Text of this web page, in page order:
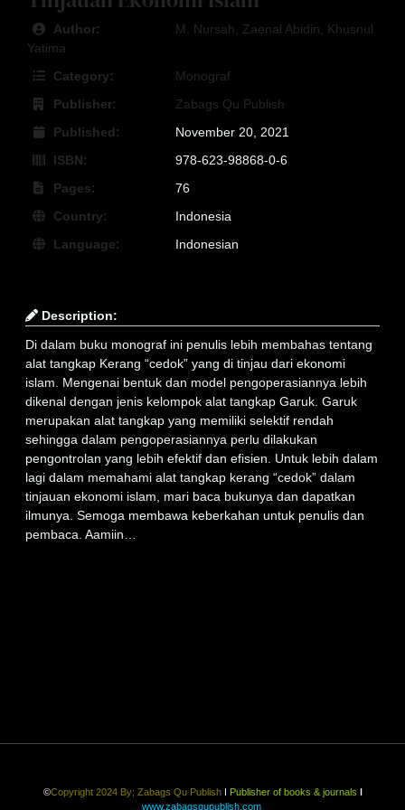
Author:
M. Nursah, Zaenal Abidin, Khusnul
Yatima
Category:
Monograf
Publisher:
Zabags Qu Publish
Published:
November 20, 2021
ISBN:
978-623-98868-0-6
Pages:
76
Country:
Indonesia
Language:
Indonesian
Description:
Di dalam buku monograf ini penulis lebih membahas tentang
alat tangkap Kerang “cedok” yang di tinjau dari ekonomi
islam. Mengenai bentuk dan model pengoperasiannya lebih
dikenal dengan jenis kelompok alat tangkap Garuk. Garuk
merupakan alat tangkap yang memiliki selektif rendah
sehingga dalam pengoperasiannya perlu dilakukan
pengontrolan yang lebih efektif dan efisien. Untuk lebih dalam
lagi dalam memahami alat tangkap kerang “cedok” dalam
tinjauan ekonomi islam, mari baca bukunya dan dapatkan
ilmunya. Semoga membawa keberkahan untuk penulis dan
pembaca. Aamiin…
©Copyright 2024 By; Zabags Qu Publish Publisher of books & journals
www.zabagsqupublish.com